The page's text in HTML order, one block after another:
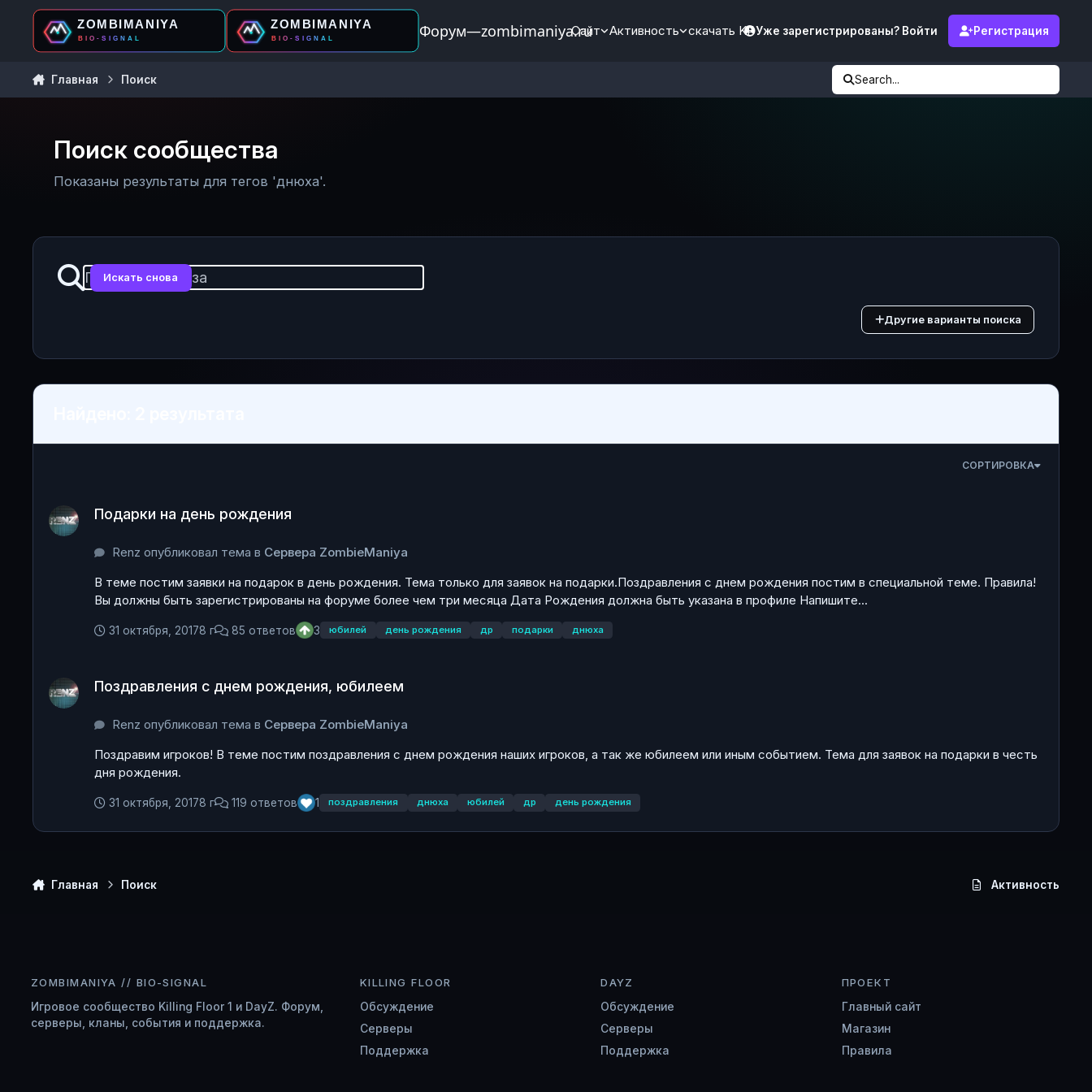
Перейти к содержанию
Форум—zombimaniya.ru
Сайт Активность скачать KFУже зарегистрированы? Войти Регистрация
Главная Поиск Search...
Поиск сообщества
Показаны результаты для тегов 'днюха'.
Искать снова
Другие варианты поиска
СОРТИРОВКА
Подарки на день рождения
Renz опубликовал тема в Сервера ZombieManiya
В теме постим заявки на подарок в день рождения. Тема только для заявок на подарки.Поздравления с днем рождения постим в специальной теме. Правила!
Вы должны быть зарегистрированы на форуме более чем три месяца Дата Рождения должна быть указана в профиле Напишите...
31 октября, 20178 г 85 ответов 3 юбилей день рождения др подарки днюха
Поздравления с днем рождения, юбилеем
Renz опубликовал тема в Сервера ZombieManiya
Поздравим игроков! В теме постим поздравления с днем рождения наших игроков, а так же юбилеем или иным событием. Тема для заявок на подарки в честь
дня рождения.
31 октября, 20178 г 119 ответов 1 поздравления днюха юбилей др день рождения
Главная Поиск Активность
ZOMBIMANIYA // BIO-SIGNAL
Игровое сообщество Killing Floor 1 и DayZ. Форум,
серверы, кланы, события и поддержка.
KILLING FLOOR
Обсуждение
Серверы
Поддержка
DAYZ
Обсуждение
Серверы
Поддержка
ПРОЕКТ
Главный сайт
Магазин
Правила